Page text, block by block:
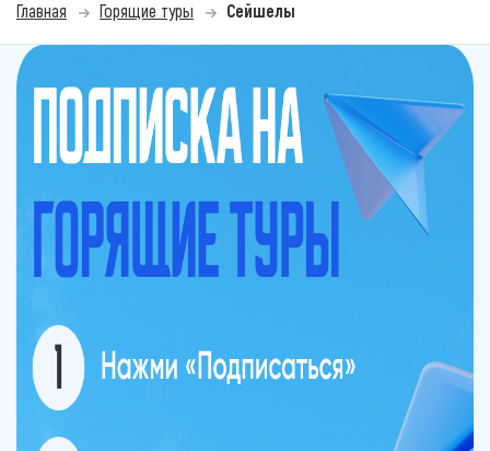
Главная Горящие туры Сейшелы